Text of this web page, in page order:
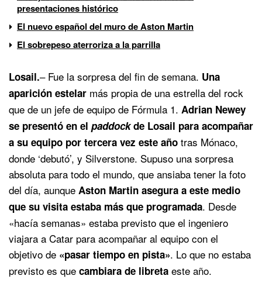
presentaciones histórico
El nuevo español del muro de Aston Martin
El sobrepeso aterroriza a la parrilla
Losail.– Fue la sorpresa del fin de semana. Una
aparición estelar más propia de una estrella del rock
que de un jefe de equipo de Fórmula 1. Adrian Newey
se presentó en el paddockde Losail para acompañar
a su equipo por tercera vez este año tras Mónaco,
donde ‘debutó’, y Silverstone. Supuso una sorpresa
absoluta para todo el mundo, que ansiaba tener la foto
del día, aunque Aston Martin asegura a este medio
que su visita estaba más que programada. Desde
«hacía semanas» estaba previsto que el ingeniero
viajara a Catar para acompañar al equipo con el
objetivo de «pasar tiempo en pista». Lo que no estaba
previsto es que cambiara de libreta este año.